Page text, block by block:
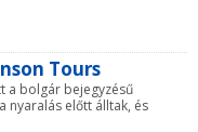
Tours
a bolgár bejegyzésű
nyaralás előtt álltak, és